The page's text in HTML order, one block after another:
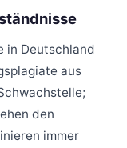
in Deutschland
aus
den
immer